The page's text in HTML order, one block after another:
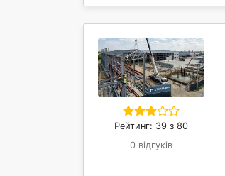
Рейтинг: 39 з 80
0 відгуків